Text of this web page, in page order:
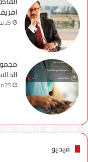
25 مايو، 2016
25 مايو، 2016
فيديو